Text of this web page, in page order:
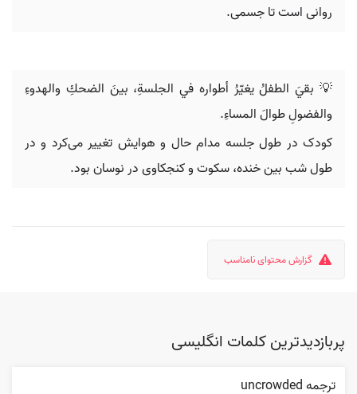
روانی است تا جسمی.
💡 بقيَ الطفلُ يغيّرُ أطواره في الجلسةِ، بينَ الضحكِ والهدوءِ
والفضولِ طوالَ المساءِ.
کودک در طول جلسه مدام حال و هوایش تغییر می‌کرد و در
طول شب بین خنده، سکوت و کنجکاوی در نوسان بود.
گزارش محتوای نامناسب
پربازدیدترین کلمات انگلیسی
ترجمه uncrowded